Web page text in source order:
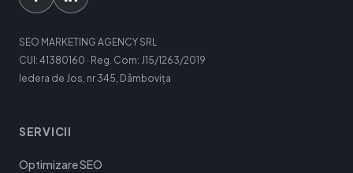
SEO MARKETING AGENCY SRL
CUI: 41380160 · Reg. Com: J15/1263/2019
Iedera de Jos, nr 345, Dâmbovița
SERVICII
Optimizare SEO